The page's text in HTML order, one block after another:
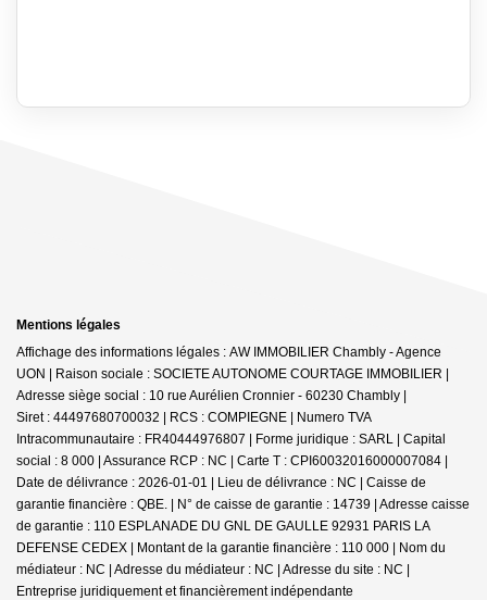
Mentions légales
Affichage des informations légales : AW IMMOBILIER Chambly - Agence
UON | Raison sociale : SOCIETE AUTONOME COURTAGE IMMOBILIER |
Adresse siège social : 10 rue Aurélien Cronnier - 60230 Chambly |
Siret : 44497680700032 | RCS : COMPIEGNE | Numero TVA
Intracommunautaire : FR40444976807 | Forme juridique : SARL | Capital
social : 8 000 | Assurance RCP : NC | Carte T : CPI60032016000007084 |
Date de délivrance : 2026-01-01 | Lieu de délivrance : NC | Caisse de
garantie financière : QBE. | N° de caisse de garantie : 14739 | Adresse caisse
de garantie : 110 ESPLANADE DU GNL DE GAULLE 92931 PARIS LA
DEFENSE CEDEX | Montant de la garantie financière : 110 000 | Nom du
médiateur : NC | Adresse du médiateur : NC | Adresse du site : NC |
Entreprise juridiquement et financièrement indépendante